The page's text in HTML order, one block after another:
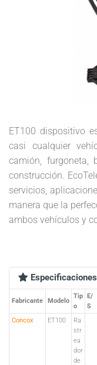
ET100 dispositivo
casi cualquier
camión, furgoneta,
construcción.
servicios,
manera que la
ambos vehículos y
Especificaciones
Fabricante Modelo
Tip
o
E/
S
Concox ET100
Ra
str
ea
dor
de